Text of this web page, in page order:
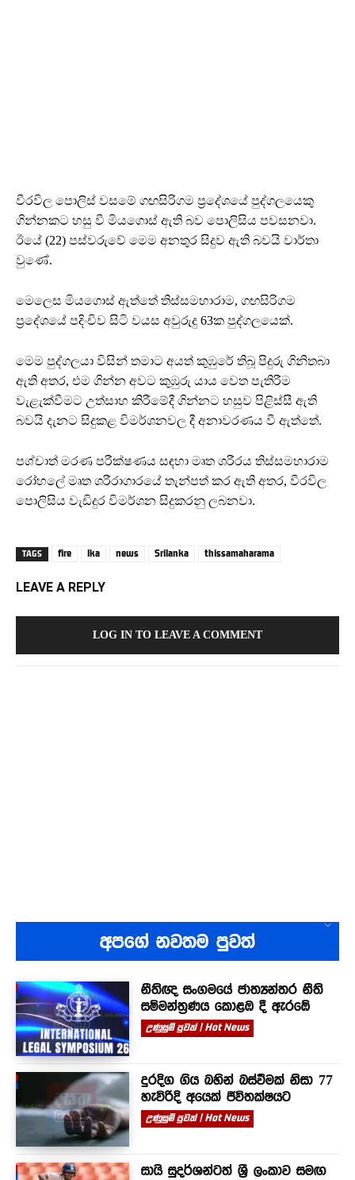
වීරවිල පොලිස් වසමේ ගඟසිරිගම ප්‍රදේශයේ පුද්ගලයෙකු
ගින්නකට හසු වී මියගොස් ඇති බව පොලිසිය පවසනවා.
ඊයේ (22) පස්වරුවේ මෙම අනතුර සිදුව ඇති බවයි වාර්තා
වුණේ.
මෙලෙස මියගොස් ඇත්තේ තිස්සමහාරාම, ගඟසිරිගම
ප්‍රදේශයේ පදිංචිව සිටි වයස අවුරුදු 63ක පුද්ගලයෙක්.
මෙම පුද්ගලයා විසින් තමාට අයත් කුඹුරේ තිබූ පිදුරු ගිනිතබා
ඇති අතර, එම ගින්න අවට කුඹුරු යාය වෙත පැතිරීම
වැළැක්වීමට උත්සාහ කිරීමේදී ගින්නට හසුව පිළිස්සී ඇති
බවයි දැනට සිදුකළ විමර්ශනවල දී අනාවරණය වී ඇත්තේ.
පශ්චාත් මරණ පරීක්ෂණය සඳහා මෘත ශරීරය තිස්සමහාරාම
රෝහලේ මෘත ශරීරාගාරයේ තැන්පත් කර ඇති අතර, වීරවිල
පොලිසිය වැඩිදුර විමර්ශන සිදුකරනු ලබනවා.
TAGS fire lka news Srilanka thissamaharama
LEAVE A REPLY
LOG IN TO LEAVE A COMMENT
අපගේ නවතම පුවත්
නීතිඥ සංගමයේ ජාත්‍යන්තර නීති
සම්මන්ත්‍රණය කොළඹ දී ඇරඹේ
උණුසුම් පුවත් | Hot News
දුරදිග ගිය බහින් බස්වීමක් නිසා 77
හැවිරිදි අයෙක් ජීවිතක්ෂයට
උණුසුම් පුවත් | Hot News
සායි සුදර්ශන්ටත් ශ්‍රී ලංකාව සමඟ